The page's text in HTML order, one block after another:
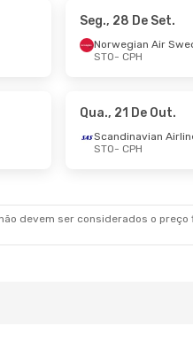
- Sáb., 26 De Set.
Norwegian Air Sweden Direto
Seg., 28 De Set.
STO- CPH
Qua., 21 De Out.
Scandinavian
STO- CPH
devem ser considerados o preço